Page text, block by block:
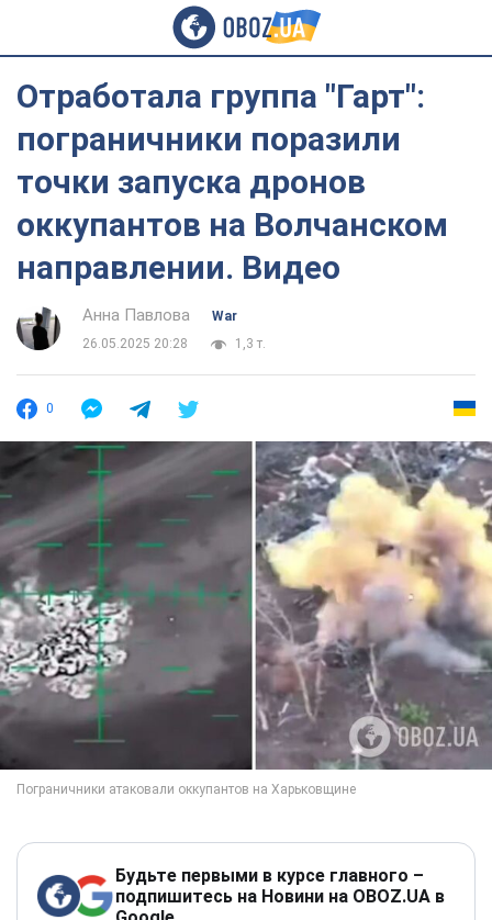
Отработала группа "Гарт":
пограничники поразили
точки запуска дронов
оккупантов на Волчанском
направлении. Видео
Анна Павлова
War
26.05.2025 20:28
1,3 т.
0
Будьте первыми в курсе главного –
подпишитесь на Новини на OBOZ.UA в